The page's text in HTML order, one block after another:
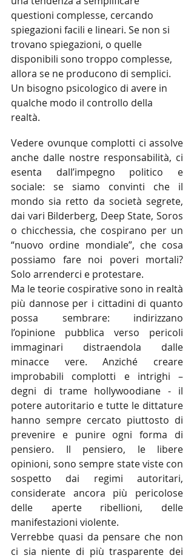
questioni complesse, cercando
spiegazioni facili e lineari. Se non si
trovano spiegazioni, o quelle
disponibili sono troppo complesse,
allora se ne producono di semplici.
Un bisogno psicologico di avere in
qualche modo il controllo della
realtà.
Vedere ovunque complotti ci assolve
anche dalle nostre responsabilità, ci
esenta dall’impegno politico e
sociale: se siamo convinti che il
mondo sia retto da società segrete,
dai vari Bilderberg, Deep State, Soros
o chicchessia, che cospirano per un
“nuovo ordine mondiale”, che cosa
possiamo fare noi poveri mortali?
Solo arrenderci e protestare.
Ma le teorie cospirative sono in realtà
più dannose per i cittadini di quanto
possa sembrare: indirizzano
l’opinione pubblica verso pericoli
immaginari distraendola dalle
minacce vere. Anziché creare
improbabili complotti e intrighi –
degni di trame hollywoodiane - il
potere autoritario e tutte le dittature
hanno sempre cercato piuttosto di
prevenire e punire ogni forma di
pensiero. Il pensiero, le libere
opinioni, sono sempre state viste con
sospetto dai regimi autoritari,
considerate ancora più pericolose
delle aperte ribellioni, delle
manifestazioni violente.
Verrebbe quasi da pensare che non